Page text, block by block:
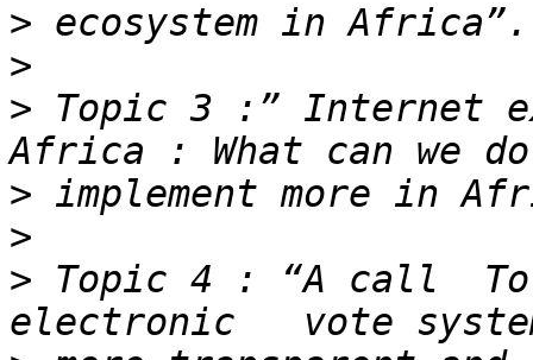
>
>
> Topic 3 :” Internet
>
>
> Topic 4 : “A call  To